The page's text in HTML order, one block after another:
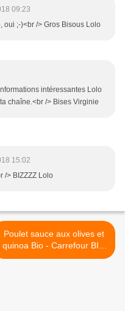
09:23
oui ;-)<br /> Gros Bisous Lolo
intéressantes Lolo
chaîne.<br /> Bises Virginie
15:02
/> BIZZZZ Lolo
Poulet sauce aux olives et
quinoa Bio - Carrefour BIO
>